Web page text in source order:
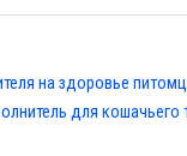
на здоровье
для кошачьего